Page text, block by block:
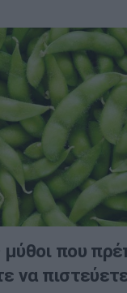
μύθοι που
να